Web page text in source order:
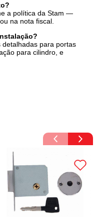
a política da Stam —
na nota fiscal.
detalhadas para portas
para cilindro, e